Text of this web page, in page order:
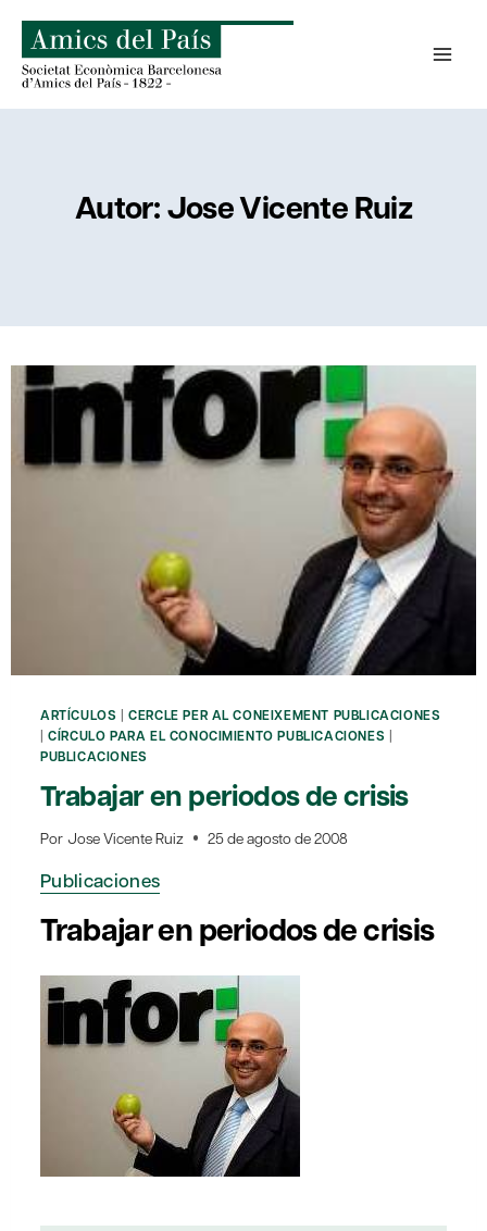
contenido
Autor: Jose Vicente Ruiz
ARTÍCULOS |CERCLE PER AL CONEIXEMENT PUBLICACIONES
|CÍRCULO PARA EL CONOCIMIENTO PUBLICACIONES |
PUBLICACIONES
Trabajar en periodos de crisis
Por Jose Vicente Ruiz 25 de agosto de 2008
Publicaciones
Trabajar en periodos de crisis